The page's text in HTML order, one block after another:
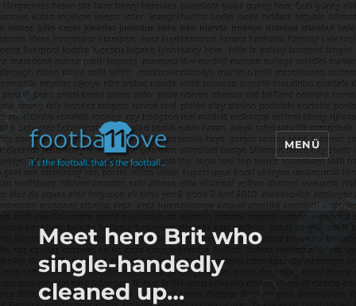
footbaLLove
MENÜ
Meet hero Brit who
single-handedly
cleaned up…